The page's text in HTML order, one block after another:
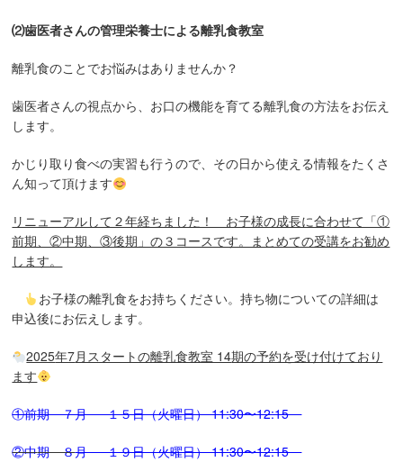
⑵歯医者さんの管理栄養士による離乳食教室
離乳食のことでお悩みはありませんか？
歯医者さんの視点から、お口の機能を育てる離乳食の方法をお伝え
します。
かじり取り食べの実習も行うので、その日から使える情報をたくさ
ん知って頂けます
リニューアルして２年経ちました！ お子様の成長に合わせて「①
前期、②中期、③後期」の３コースです。まとめての受講をお勧め
します。
お子様の離乳食をお持ちください。持ち物についての詳細は
申込後にお伝えします。
2025年7月スタートの離乳食教室 14期の予約を受け付けており
ます
①前期 ７月 １５日（火曜日） 11:30〜12:15
②中期 ８月 １９日（火曜日） 11:30〜12:15